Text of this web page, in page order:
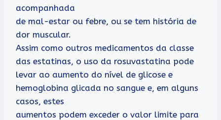
acompanhada
de mal-estar ou febre, ou se tem história de
dor muscular.
Assim como outros medicamentos da classe
das estatinas, o uso da rosuvastatina pode
levar ao aumento do nível de glicose e
hemoglobina glicada no sangue e, em alguns
casos, estes
aumentos podem exceder o valor limite para